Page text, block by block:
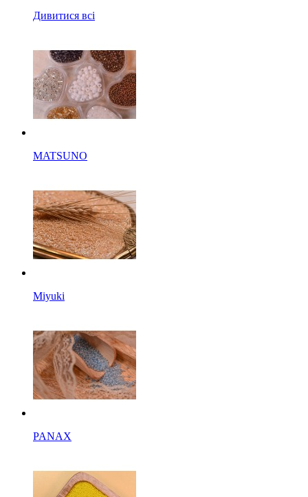
Дивитися всі
MATSUNO
Miyuki
PANAX